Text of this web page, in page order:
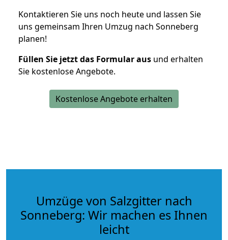
Kontaktieren Sie uns noch heute und lassen Sie
uns gemeinsam Ihren Umzug nach Sonneberg
planen!
Füllen Sie jetzt das Formular aus und erhalten
Sie kostenlose Angebote.
Kostenlose Angebote erhalten
Umzüge von Salzgitter nach
Sonneberg: Wir machen es Ihnen
leicht